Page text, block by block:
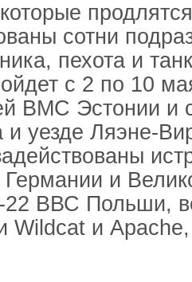
сотни
пехота и
с 2 по 10
ВМС Эстонии и
и уезде Ляэне-
и
22 ВВС Польши,
Wildcat и